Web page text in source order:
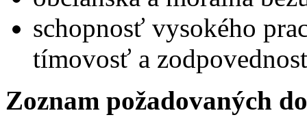
schopnosť vysokého
tímovosť a
Zoznam požadovaných